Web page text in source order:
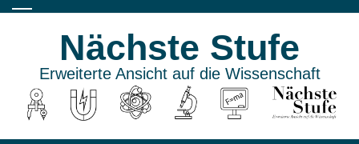
Skip
Nächste Stufe
Erweiterte Ansicht auf die Wissenschaft